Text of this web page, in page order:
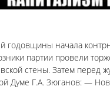
годовщины начала
партии провели
стены. Затем перед
Думе Г.А. Зюганов: —